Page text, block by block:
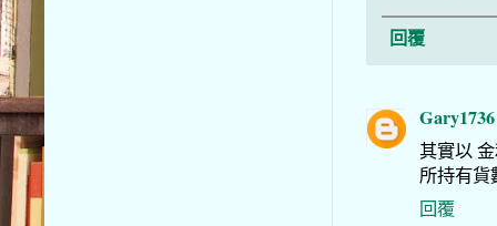
回覆
Gary1736
其實以
所持有貨
回覆